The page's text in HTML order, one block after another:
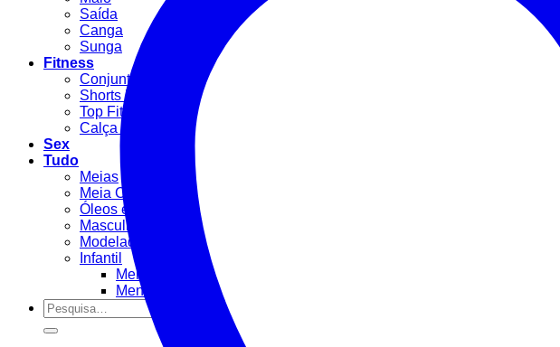
Saída
Canga
Sunga
Fitness
Conjunto Fitness
Shorts Fitness
Top Fitness
Calça Fitness
Sex
Tudo
Meias
Meia Calça / Fina
Óleos e Géis
Masculino
Modeladora
Infantil
Menino
Menina
Pesquisar
por: